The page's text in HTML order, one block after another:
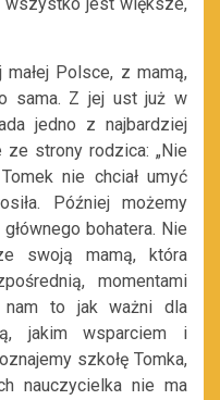
wszystko jest większe,
Polsce, z mamą,
sama. Z jej ust już w
jedno z najbardziej
strony rodzica: „Nie
nie chciał umyć
Później możemy
bohatera. Nie
swoją mamą, która
momentami
nam to jak ważni dla
jakim wsparciem i
szkołę Tomka,
nauczycielka nie ma